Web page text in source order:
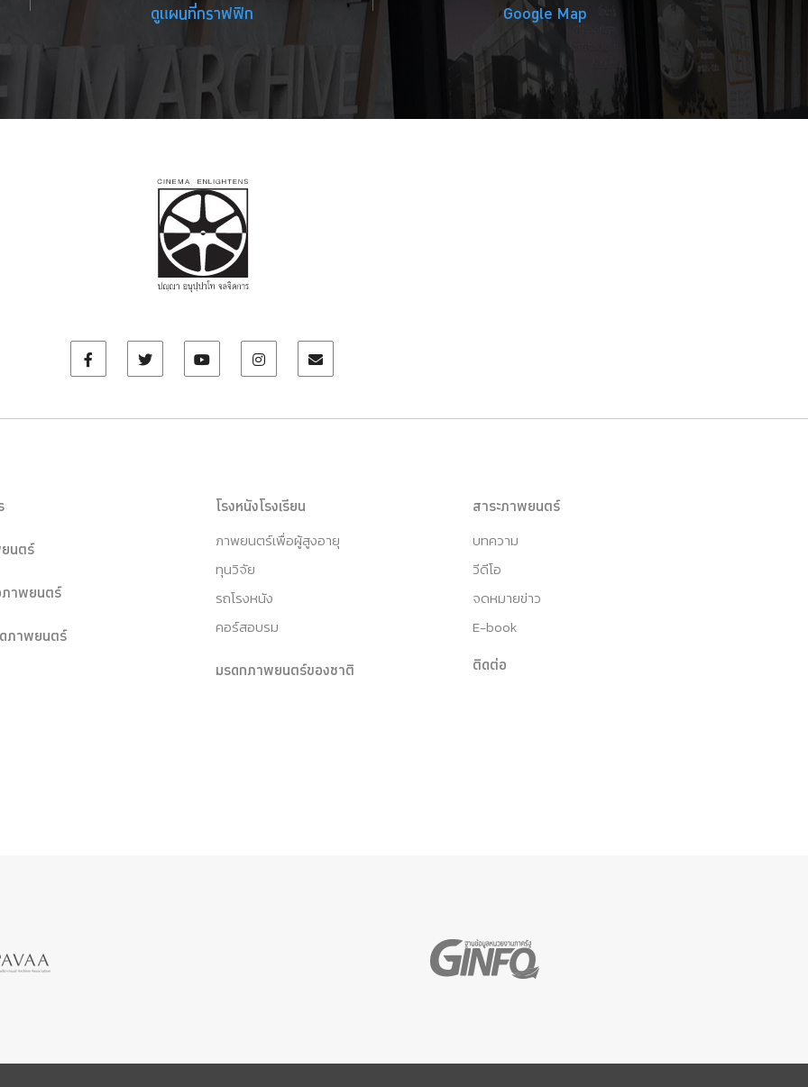
ดูแผนที่กราฟฟิก Google Map
นตร์
ภาพยนตร์
ภาพยนตร์
โรงหนังโรงเรียน
ภาพยนตร์เพื่อผู้สูงอายุ
ทุนวิจัย
รถโรงหนัง
คอร์สอบรม
มรดกภาพยนตร์ของชาติ
สาระภาพยนตร์
บทความ
วีดีโอ
จดหมายข่าว
E-book
ติดต่อ